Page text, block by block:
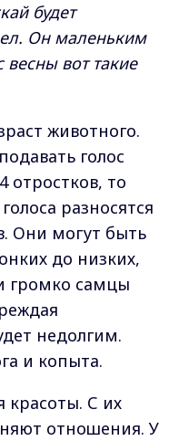
будет
Он маленьким
вот такие
животного.
голос
отростков, то
разносятся
Они могут быть
до низких,
громко самцы
недолгим.
и копыта.
красоты. С их
отношения. У